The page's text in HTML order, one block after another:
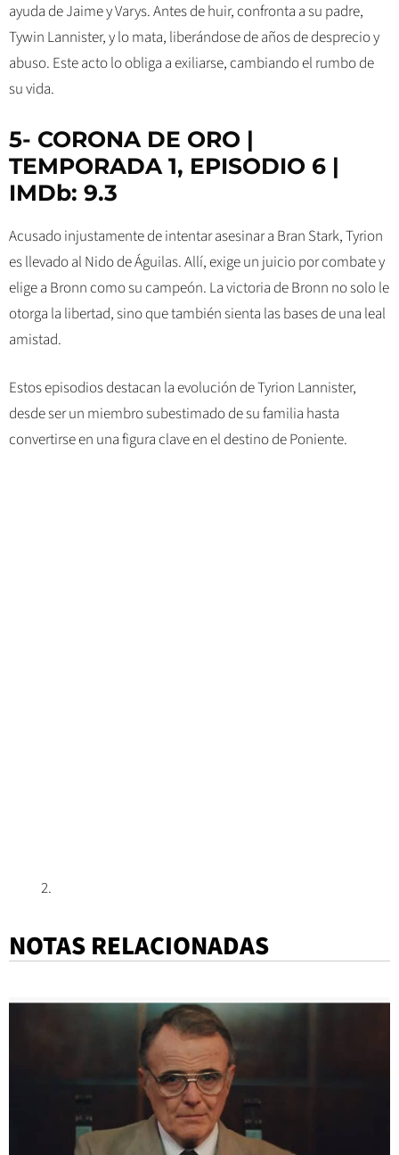
ayuda de Jaime y Varys. Antes de huir, confronta a su padre,
Tywin Lannister, y lo mata, liberándose de años de desprecio y
abuso. Este acto lo obliga a exiliarse, cambiando el rumbo de
su vida.
5- CORONA DE ORO |
TEMPORADA 1, EPISODIO 6 |
IMDb: 9.3
Acusado injustamente de intentar asesinar a Bran Stark, Tyrion
es llevado al Nido de Águilas. Allí, exige un juicio por combate y
elige a Bronn como su campeón. La victoria de Bronn no solo le
otorga la libertad, sino que también sienta las bases de una leal
amistad.
Estos episodios destacan la evolución de Tyrion Lannister,
desde ser un miembro subestimado de su familia hasta
convertirse en una figura clave en el destino de Poniente.
NOTAS RELACIONADAS